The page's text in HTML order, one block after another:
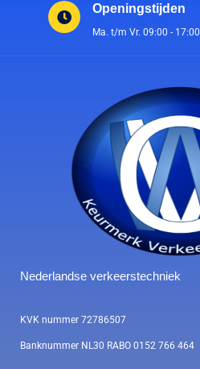
Openingstijden
Ma. t/m Vr. 09:00 - 17:00
Nederlandse verkeerstechniek
KVK nummer 72786507
Banknummer NL30 RABO 0152 766 464